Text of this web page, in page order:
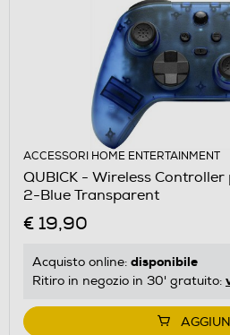
ACCESSORI HOME ENTERTAINMENT
QUBICK - Wireless
2-Blue Transparent
€ 19,90
Acquisto online: disponibile
Ritiro in negozio in 30' gratuito: